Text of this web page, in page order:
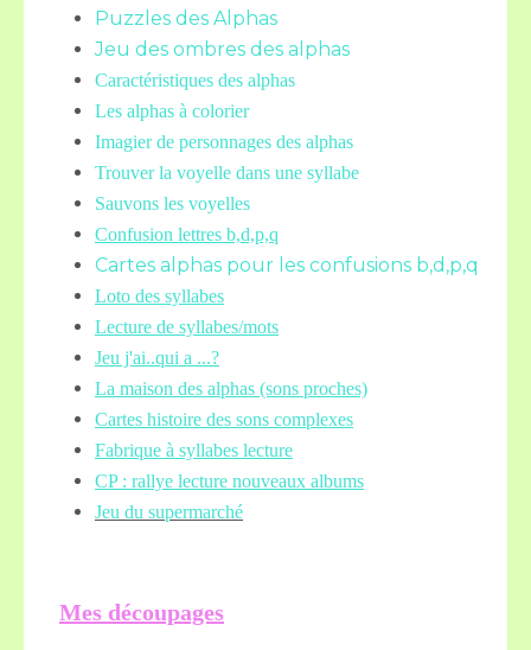
Puzzles des Alphas
Jeu des ombres des alphas
Caractéristiques des alphas
Les alphas à colorier
Imagier de personnages des alphas
Trouver la voyelle dans une syllabe
Sauvons les voyelles
Confusion lettres b,d,p,q
Cartes alphas pour les confusions b,d,p,q
Loto des syllabes
Lecture de syllabes/mots
Jeu j'ai..qui a ...?
La maison des alphas (sons proches)
Cartes histoire des sons complexes
Fabrique à syllabes lecture
CP : rallye lecture nouveaux albums
Jeu du supermarché
Mes découpages